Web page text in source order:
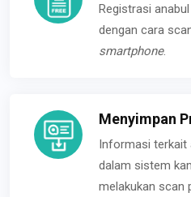
Registrasi
dengan cara
smartphone.
Menyimpan
Informasi terkait
dalam sistem
melakukan scan